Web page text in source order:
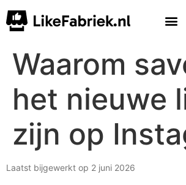
Waarom
het nieuwe
zijn op
Laatst bijgewerkt op 2 juni 2026